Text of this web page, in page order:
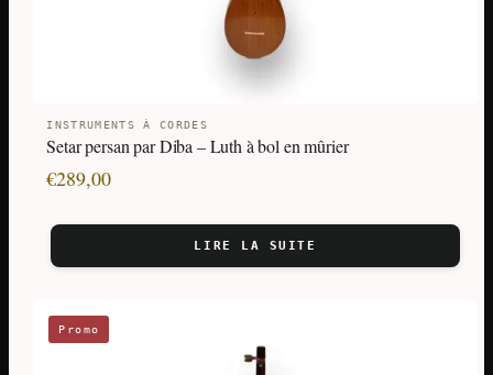
INSTRUMENTS À CORDES
Setar persan par Diba – Luth à bol en mûrier
€289,00
LIRE LA SUITE
Promo
Ce
produit